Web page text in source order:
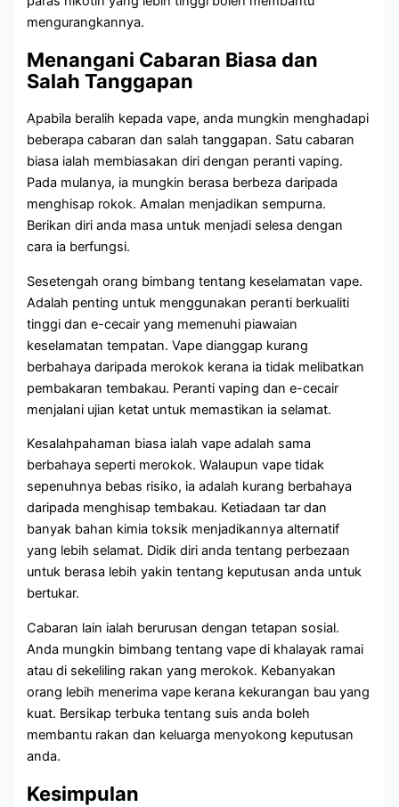
mengurangkannya.
Menangani Cabaran Biasa dan
Salah Tanggapan
Apabila beralih kepada vape, anda mungkin menghadapi
beberapa cabaran dan salah tanggapan. Satu cabaran
biasa ialah membiasakan diri dengan peranti vaping.
Pada mulanya, ia mungkin berasa berbeza daripada
menghisap rokok. Amalan menjadikan sempurna.
Berikan diri anda masa untuk menjadi selesa dengan
cara ia berfungsi.
Sesetengah orang bimbang tentang keselamatan vape.
Adalah penting untuk menggunakan peranti berkualiti
tinggi dan e-cecair yang memenuhi piawaian
keselamatan tempatan. Vape dianggap kurang
berbahaya daripada merokok kerana ia tidak melibatkan
pembakaran tembakau. Peranti vaping dan e-cecair
menjalani ujian ketat untuk memastikan ia selamat.
Kesalahpahaman biasa ialah vape adalah sama
berbahaya seperti merokok. Walaupun vape tidak
sepenuhnya bebas risiko, ia adalah kurang berbahaya
daripada menghisap tembakau. Ketiadaan tar dan
banyak bahan kimia toksik menjadikannya alternatif
yang lebih selamat. Didik diri anda tentang perbezaan
untuk berasa lebih yakin tentang keputusan anda untuk
bertukar.
Cabaran lain ialah berurusan dengan tetapan sosial.
Anda mungkin bimbang tentang vape di khalayak ramai
atau di sekeliling rakan yang merokok. Kebanyakan
orang lebih menerima vape kerana kekurangan bau yang
kuat. Bersikap terbuka tentang suis anda boleh
membantu rakan dan keluarga menyokong keputusan
anda.
Kesimpulan